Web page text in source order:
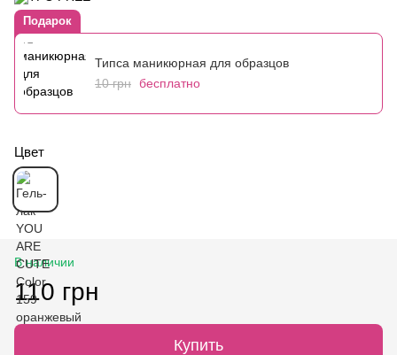
Подарок
Типса маникюрная для образцов
10 грн бесплатно
Цвет
В наличии
110 грн
Купить